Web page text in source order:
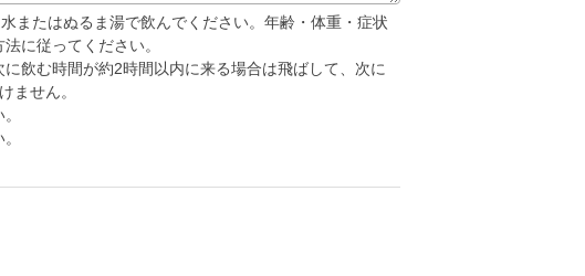
またはぬるま湯で飲んでください。年齢・体重・症状
に従ってください。
飲む時間が約2時間以内に来る場合は飛ばして、次に
ません。